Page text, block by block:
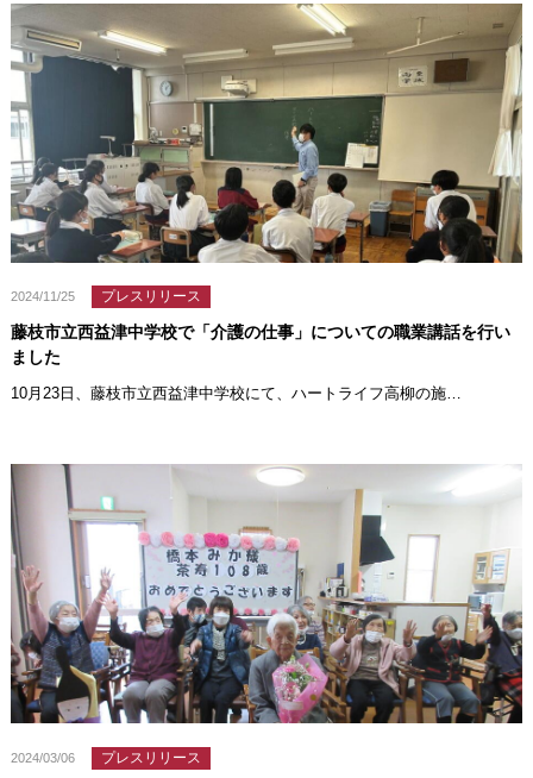
2024/11/25 プレスリリース
藤枝市立西益津中学校で「介護の仕事」についての職業講話を行い
ました
10月23日、藤枝市立西益津中学校にて、ハートライフ高柳の施…
2024/03/06 プレスリリース